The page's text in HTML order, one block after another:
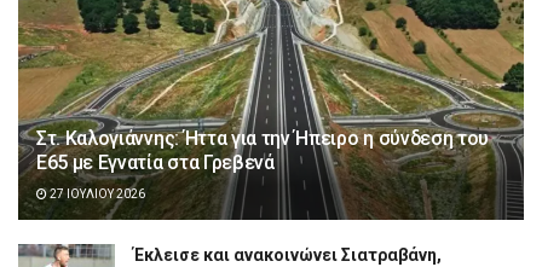
Στ. Καλογιάννης: Ήττα για την Ήπειρο η σύνδεση του
Ε65 με Εγνατία στα Γρεβενά
27 ΙΟΥΛΊΟΥ 2026
Έκλεισε και ανακοινώνει Σιατραβάνη,